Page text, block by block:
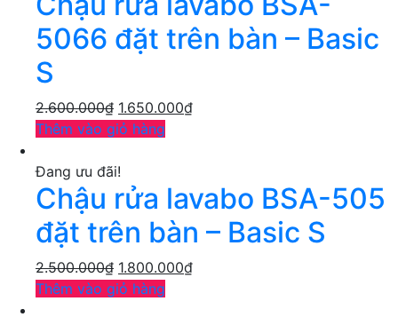
5066 đặt trên bàn – Basic
S
2.600.000₫ 1.650.000₫
Thêm vào giỏ hàng
Đang ưu đãi!
Chậu rửa lavabo BSA-505
đặt trên bàn – Basic S
2.500.000₫ 1.800.000₫
Thêm vào giỏ hàng